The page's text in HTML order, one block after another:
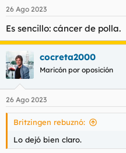
e
:
26 Ago 2023
Es sencillo: cáncer de polla.
cocreta2000
Maricón por oposición
26 Ago 2023
Britzingen rebuznó:
Lo dejó bien claro.